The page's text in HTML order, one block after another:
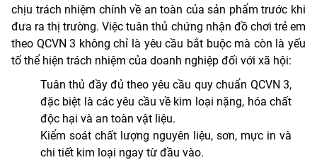
chịu trách nhiệm chính về an toàn của sản phẩm trước khi
đưa ra thị trường. Việc tuân thủ chứng nhận đồ chơi trẻ em
theo QCVN 3 không chỉ là yêu cầu bắt buộc mà còn là yếu
tố thể hiện trách nhiệm của doanh nghiệp đối với xã hội:
Tuân thủ đầy đủ theo yêu cầu quy chuẩn QCVN 3,
đặc biệt là các yêu cầu về kim loại nặng, hóa chất
độc hại và an toàn vật liệu.
Kiểm soát chất lượng nguyên liệu, sơn, mực in và
chi tiết kim loại ngay từ đầu vào.